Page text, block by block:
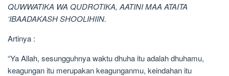
QUWWATIKA WA QUDROTIKA, AATINI MAA ATAITA
‘IBAADAKASH SHOOLIHIIN.
Artinya :
“Ya Allah, sesungguhnya waktu dhuha itu adalah dhuhamu,
keagungan itu merupakan keagunganmu, keindahan itu